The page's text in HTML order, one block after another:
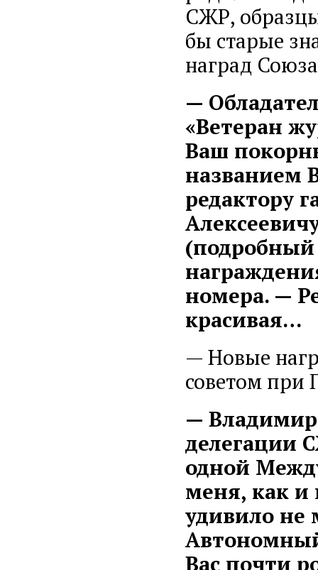
СЖР,
бы старые
наград
—
«Ветеран
Ваш
названием
редактору
(подробный
номера. —
красивая…
— Новые
советом при
— Владимир
делегации
одной
меня, как и
удивило не
Вас почти